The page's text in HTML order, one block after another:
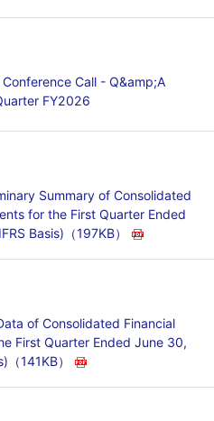
Call - Q&amp;A
FY2026
Summary of Consolidated
for the First Quarter Ended
Basis) （197KB）
of Consolidated Financial
First Quarter Ended June 30,
（141KB）